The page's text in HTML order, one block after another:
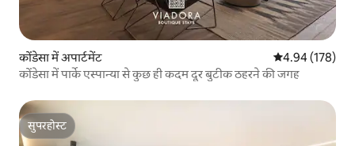
कोंडेसा में अपार्टमेंट औसत रेटिंग 5 में से
4.94 (178)
कोंडेसा में पार्के एस्पान्या से कुछ ही कदम दूर बुटीक ठहरने की जगह
सुपरहोस्ट
सुपरहोस्ट